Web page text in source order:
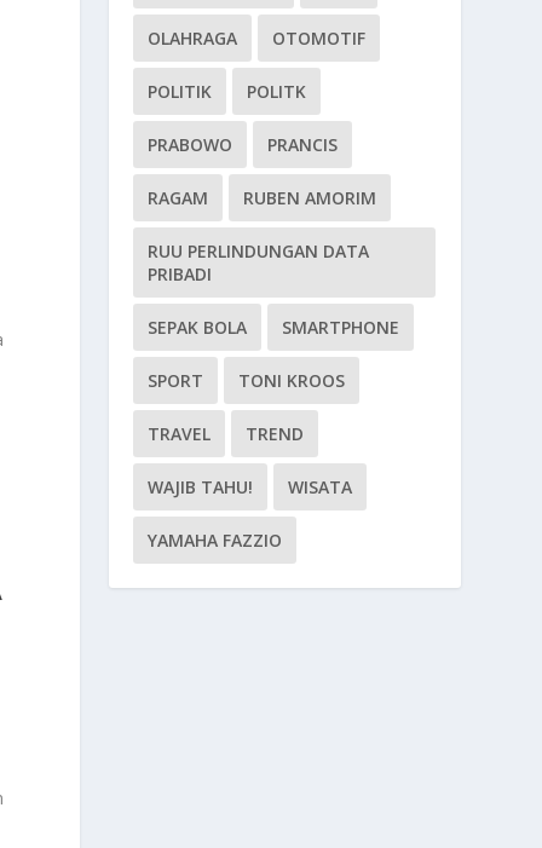
OLAHRAGA OTOMOTIF
POLITIK POLITK
PRABOWO PRANCIS
RAGAM RUBEN AMORIM
RUU PERLINDUNGAN DATA
PRIBADI
SEPAK BOLA SMARTPHONE
SPORT TONI KROOS
TRAVEL TREND
WAJIB TAHU! WISATA
YAMAHA FAZZIO